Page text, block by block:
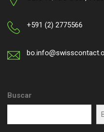
+591 (2) 2775566
Buscar